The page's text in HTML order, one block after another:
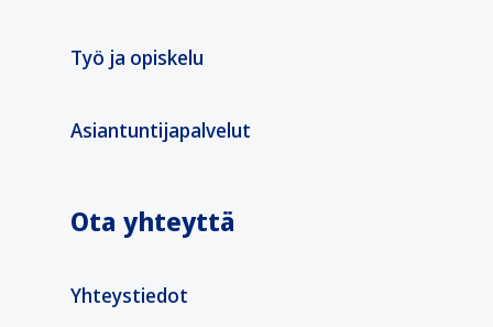
Työ ja opiskelu
Asiantuntijapalvelut
Ota yhteyttä
Yhteystiedot